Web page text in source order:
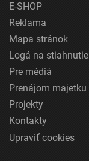
E-SHOP
Reklama
Mapa stránok
Logá na stiahnutie
Pre médiá
Prenájom majetku
Projekty
Kontakty
Upraviť cookies